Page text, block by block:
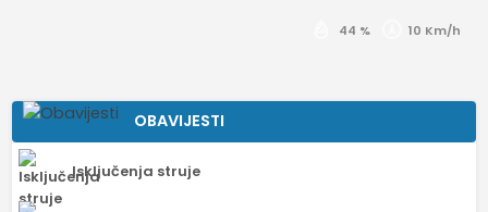
44 % 10 Km/h
OBAVIJESTI
Isključenja struje